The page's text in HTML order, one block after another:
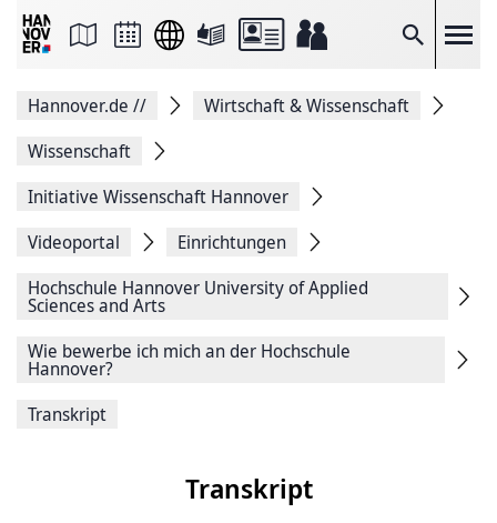
Suche
Seite
Facebook
teilen
Seitenlink
Seite
Hannover.de //
Wirtschaft & Wissenschaft
Wissenschaft
Initiative Wissenschaft Hannover
Videoportal
Einrichtungen
Hochschule ­Hannover University of Applied
Sciences and Arts
Wie bewerbe ich mich an der Hochschule
Hannover?
Transkript
Transkript